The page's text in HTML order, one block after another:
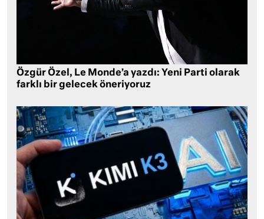
Özgür Özel, Le Monde’a yazdı: Yeni Parti olarak
farklı bir gelecek öneriyoruz